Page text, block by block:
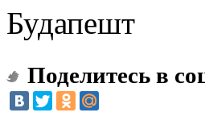
Будапешт
Поделитесь в